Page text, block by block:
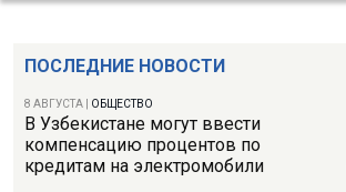
ПОСЛЕДНИЕ НОВОСТИ
8 АВГУСТА ОБЩЕСТВО
В Узбекистане могут ввести
компенсацию процентов по
кредитам на электромобили